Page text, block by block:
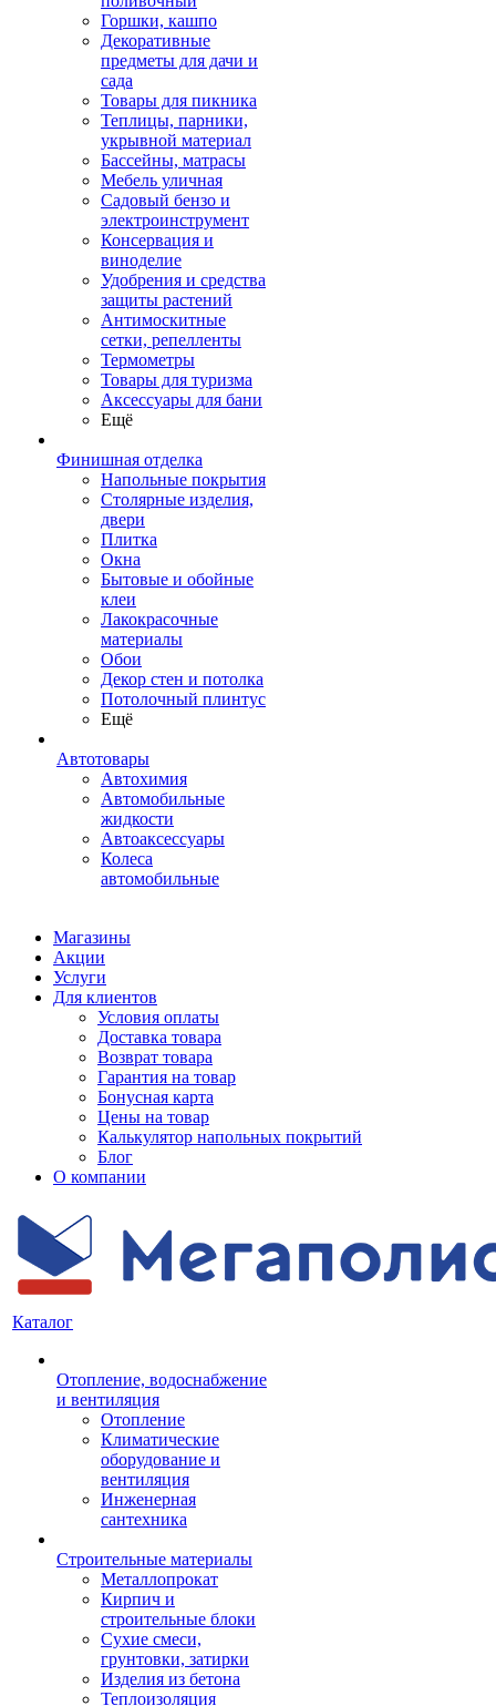
Горшки, кашпо
Декоративные
предметы для дачи и
сада
Товары для пикника
Теплицы, парники,
укрывной материал
Бассейны, матрасы
Мебель уличная
Садовый бензо и
электроинструмент
Консервация и
виноделие
Удобрения и средства
защиты растений
Антимоскитные
сетки, репелленты
Термометры
Товары для туризма
Аксессуары для бани
Ещё
Финишная отделка
Напольные покрытия
Столярные изделия,
двери
Плитка
Окна
Бытовые и обойные
клеи
Лакокрасочные
материалы
Обои
Декор стен и потолка
Потолочный плинтус
Ещё
Автотовары
Автохимия
Автомобильные
жидкости
Автоаксессуары
Колеса
автомобильные
Магазины
Акции
Услуги
Для клиентов
Условия оплаты
Доставка товара
Возврат товара
Гарантия на товар
Бонусная карта
Цены на товар
Калькулятор напольных покрытий
Блог
О компании
Каталог
Отопление, водоснабжение
и вентиляция
Отопление
Климатические
оборудование и
вентиляция
Инженерная
сантехника
Строительные материалы
Металлопрокат
Кирпич и
строительные блоки
Сухие смеси,
грунтовки, затирки
Изделия из бетона
Теплоизоляция